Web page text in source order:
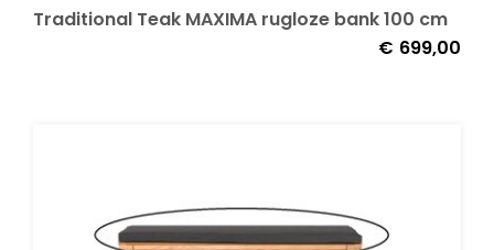
Traditional Teak MAXIMA rugloze bank 100 cm
€ 699,00